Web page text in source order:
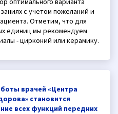
с учетом пожеланий и
Отметим, что для
единиц мы рекомендуем
- цирконий или керамику.
врачей «Центра
становится
всех функций передних